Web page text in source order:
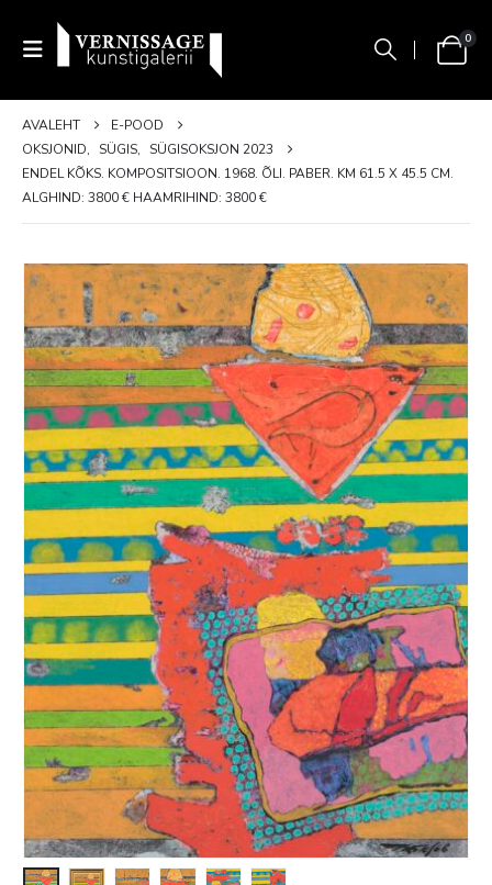
0
AVALEHT
E-POOD
OKSJONID, SÜGIS, SÜGISOKSJON 2023
ENDEL KÕKS. KOMPOSITSIOON. 1968. ÕLI. PABER. KM 61.5 X 45.5 CM.
ALGHIND: 3800 € HAAMRIHIND: 3800 €